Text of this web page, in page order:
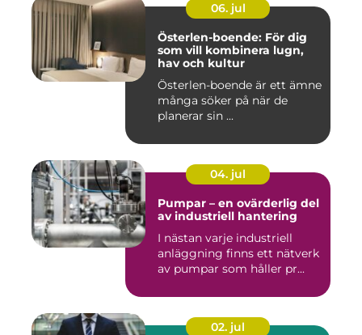
06. jul
Österlen-boende: För dig
som vill kombinera lugn,
hav och kultur
Österlen-boende är ett ämne
många söker på när de
planerar sin ...
04. jul
Pumpar – en ovärderlig del
av industriell hantering
I nästan varje industriell
anläggning finns ett nätverk
av pumpar som håller pr...
02. jul